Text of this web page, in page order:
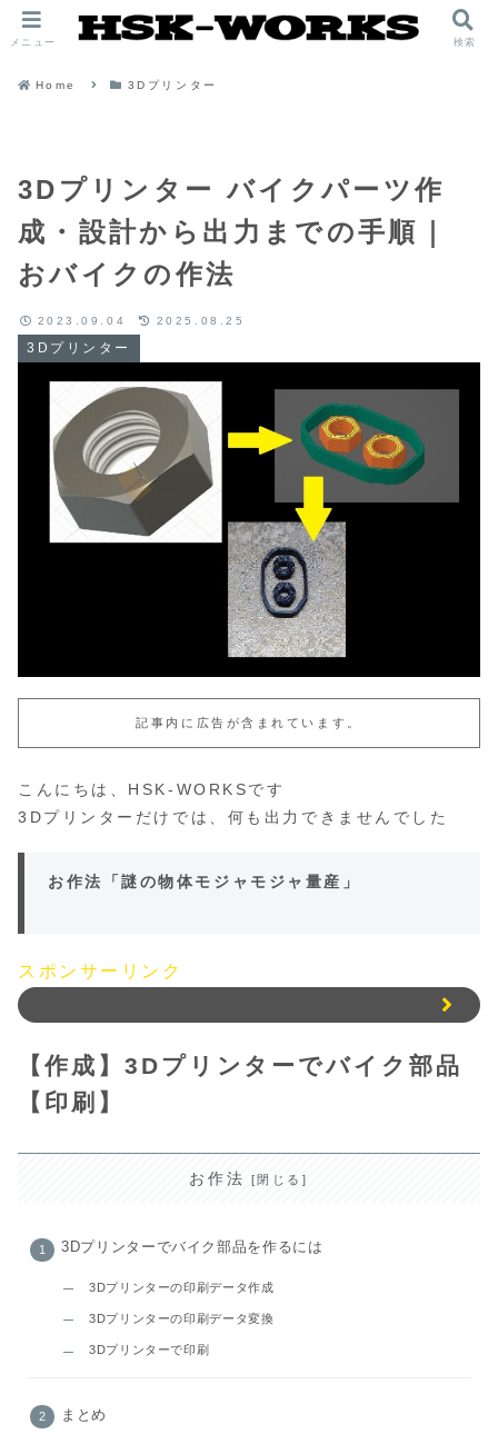
Home 3Dプリンター
3Dプリンター バイクパーツ作
成・設計から出力までの手順｜
おバイクの作法
3Dプリンター
2023.09.04 2025.08.25
記事内に広告が含まれています。
こんにちは、HSK-WORKSです
3Dプリンターだけでは、何も出力できませんでした
お作法「謎の物体モジャモジャ量産」
スポンサーリンク
【作成】3Dプリンターでバイク部品
【印刷】
お作法
3Dプリンターでバイク部品を作るには
3Dプリンターの印刷データ作成
3Dプリンターの印刷データ変換
3Dプリンターで印刷
まとめ
メニュー 検索